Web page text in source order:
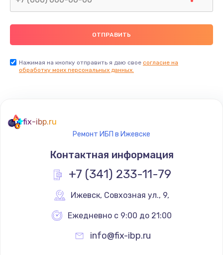
Нажимая на кнопку отправить я даю свое согласие на
обработку моих персональных данных.
fix-ibp.ru
Ремонт ИБП в Ижевске
Контактная информация
+7 (341) 233-11-79
Ижевск, Совхозная ул., 9,
Ежедневно с 9:00 до 21:00
info@fix-ibp.ru